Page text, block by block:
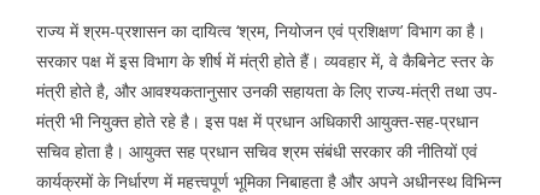
राज्य में श्रम-प्रशासन का दायित्व ‘श्रम, नियोजन एवं प्रशिक्षण’ विभाग का है।
सरकार पक्ष में इस विभाग के शीर्ष में मंत्री होते हैं। व्यवहार में, वे कैबिनेट स्तर के
मंत्री होते है, और आवश्यकतानुसार उनकी सहायता के लिए राज्य-मंत्री तथा उप-
मंत्री भी नियुक्त होते रहे है। इस पक्ष में प्रधान अधिकारी आयुक्त-सह-प्रधान
सचिव होता है। आयुक्त सह प्रधान सचिव श्रम संबंधी सरकार की नीतियों एवं
कार्यक्रमों के निर्धारण में महत्त्वपूर्ण भूमिका निबाहता है और अपने अधीनस्थ विभिन्न